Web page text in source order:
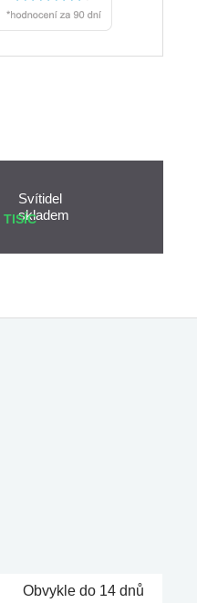
TISÍC
Svítidel
skladem
Obvykle do 14 dnů